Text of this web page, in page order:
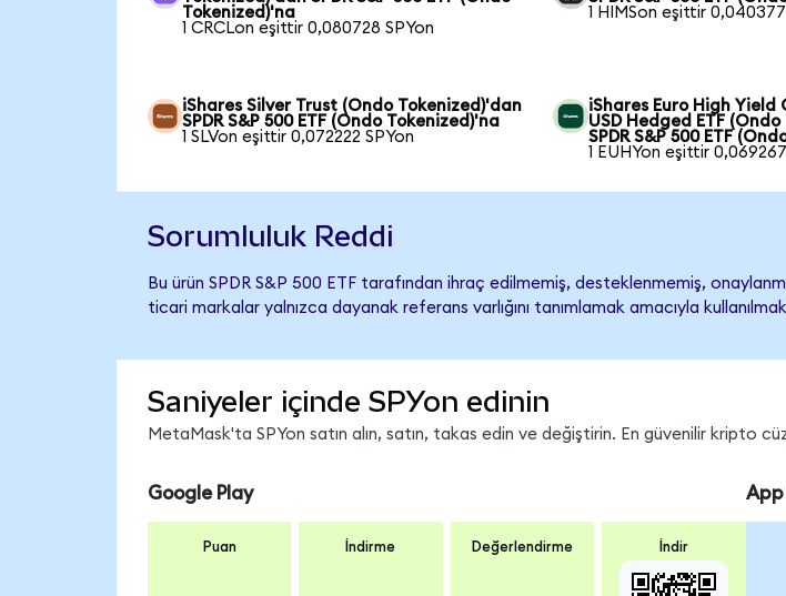
Tokenized)'na
1 CRCLon eşittir 0,080728 SPYon
1 HIMSon eşittir 0,040377
iShares Silver Trust (Ondo Tokenized)'dan
SPDR S&P 500 ETF (Ondo Tokenized)'na
1 SLVon eşittir 0,072222 SPYon
iShares Euro High Yield
USD Hedged ETF
SPDR S&P 500 ETF
1 EUHYon eşittir
Sorumluluk Reddi
Bu ürün SPDR S&P 500 ETF tarafından ihraç edilmemiş, desteklenmemiş,
ticari markalar yalnızca dayanak referans varlığını tanımlamak amacıyla
Saniyeler içinde SPYon edinin
MetaMask'ta SPYon satın alın, satın, takas edin ve değiştirin. En güvenilir kripto
Google Play
Puan İndirme Değerlendirme İndir